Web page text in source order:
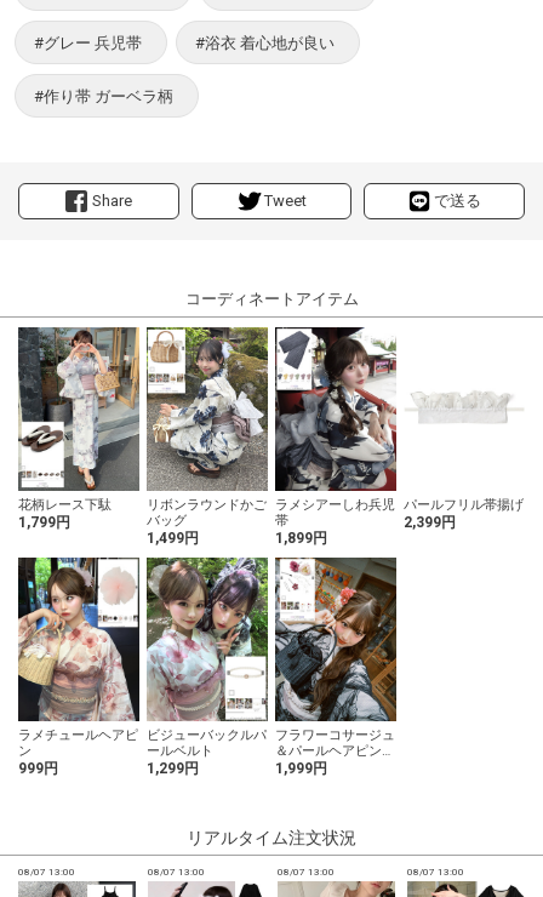
Share Tweet で送る
#グレー 兵児帯 #浴衣 着心地が良い
#作り帯 ガーベラ柄
コーディネートアイテム
花柄レース下駄
1,799円
リボンラウンドかご
バッグ
1,499円
ラメシアーしわ兵児
帯
1,899円
パールフリル帯揚げ
2,399円
ラメチュールヘアピ
ン
999円
ビジューバックルパ
ールベルト
1,299円
フラワーコサージュ
＆パールヘアピン5
点セット
1,999円
リアルタイム注文状況
08/07 13:00 08/07 13:00 08/07 13:00 08/07 13:00